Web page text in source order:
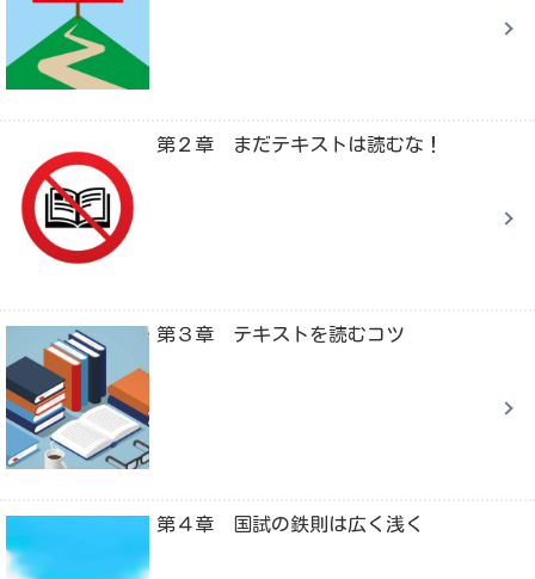
第２章 まだテキストは読むな！
第３章 テキストを読むコツ
第４章 国試の鉄則は広く浅く